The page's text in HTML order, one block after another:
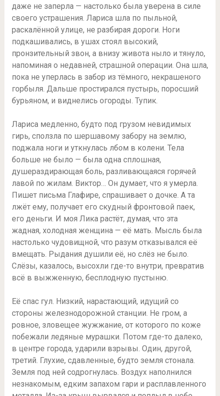
даже не заперла — настолько была уверена в силе
своего устрашения. Лариса шла по пыльной,
раскалённой улице, не разбирая дороги. Ноги
подкашивались, в ушах стоял высокий,
пронзительный звон, а внизу живота ныло и тянуло,
напоминая о недавней, страшной операции. Она шла,
пока не уперлась в забор из тёмного, некрашеного
горбыля. Дальше простирался пустырь, поросший
бурьяном, и виднелись огороды. Тупик.
Лариса медленно, будто под грузом невидимых
гирь, сползла по шершавому забору на землю,
поджала ноги и уткнулась лбом в колени. Тела
больше не было — была одна сплошная,
душераздирающая боль, разливающаяся горячей
лавой по жилам. Виктор… Он думает, что я умерла.
Пишет письма Глафире, спрашивает о дочке. А та
лжёт ему, получает его скудный фронтовой паек,
его деньги. И моя Лика растёт, думая, что эта
жадная, холодная женщина — её мать. Мысль была
настолько чудовищной, что разум отказывался её
вмещать. Рыдания душили её, но слёз не было.
Слёзы, казалось, высохли где-то внутри, превратив
всё в выжженную, бесплодную пустыню.
Её спас гул. Низкий, нарастающий, идущий со
стороны железнодорожной станции. Не гром, а
ровное, зловещее жужжание, от которого по коже
побежали ледяные мурашки. Потом где-то далеко,
в центре города, ударили взрывы. Один, другой,
третий. Глухие, сдавленные, будто земля стонала.
Земля под ней содрогнулась. Воздух наполнился
незнакомым, едким запахом гари и расплавленного